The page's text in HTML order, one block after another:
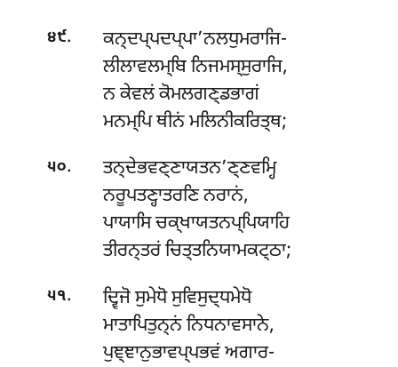
੪੯.
ਕਨ੍ਦਪ੍ਪਦਪ੍ਪਾ’ਨਲਧੁਮਰਾਜਿ-
ਲੀਲਾਵਲਮ੍ਬਿ ਨਿਜਮਸ੍ਸੁਰਾਜਿ,
ਨ ਕੇਵਲਂ ਕੋਮਲਗਣ੍ਡਭਾਗਂ
ਮਨਮ੍ਪਿ ਥੀਨਂ ਮਲਿਨੀਕਰਿਤ੍ਥ;
੫੦.
ਤਨ੍ਦੇਭਵਣ੍ਣਾਯਤਨ’ਣ੍ਣਵਮ੍ਹਿ
ਨਰੂਪਤਣ੍ਹਾਤਰਣਿ ਨਰਾਨਂ,
ਪਾਯਾਸਿ ਚਕ੍ਖਾਯਤਨਪ੍ਪਿਯਾਹਿ
ਤੀਰਨ੍ਤਰਂ ਚਿਤ੍ਤਨਿਯਾਮਕਟ੍ਠਾ;
੫੧.
ਦ੍ਵਿਜੋ ਸੁਮੇਧੋ ਸੁਵਿਸੁਦ੍ਧਮੇਧੋ
ਮਾਤਾਪਿਤੁਨ੍ਨਂ ਨਿਧਨਾਵਸਾਨੇ,
ਪੁਞ੍ਞਾਨੁਭਾਵਪ੍ਪਭਵਂ ਅਗਾਰ-